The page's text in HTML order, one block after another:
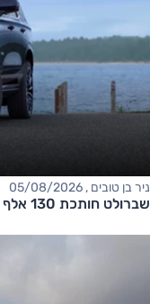
ניר בן טובים , 05/08/2026
שברולט חותכת 130 אלף שקל ממחיר הטאהו